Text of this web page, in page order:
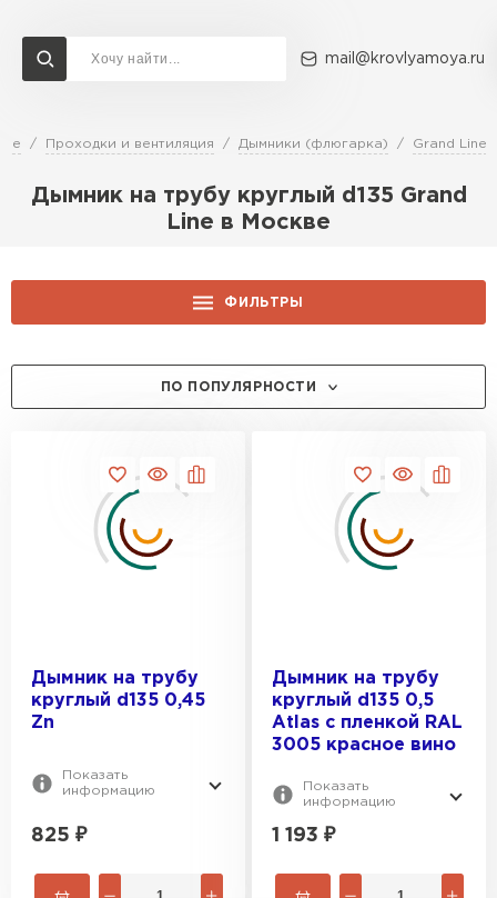
mail@krovlyamoya.ru
Проходки и вентиляция Дымники (флюгарка) Grand Line
Дымник на трубу круглый d135 Grand
Line в Москве
ФИЛЬТРЫ
0.45
0.55
ЦВЕТ:
RAL 8017
RAL 1015
Drap
GreenCoat Pural BT
Шоколад
зеленый мох
ПО ПОПУЛЯРНОСТИ
Дымник на трубу
круглый d135 0,45
Zn
Показать
информацию
825 ₽
Дымник на трубу
круглый d135 0,5
Atlas с пленкой RAL
3005 красное вино
Показать
информацию
1 193 ₽
Сервисы расчета
Расчет штакетника для забора
Расчет водостока
Расчет фальцевой кровли
Расчет кровли из профнастила
Доставка Контакты
Металлочерепица